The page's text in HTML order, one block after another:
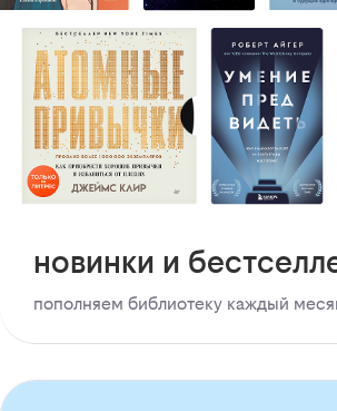
новинки и
пополняем библиотеку каждый